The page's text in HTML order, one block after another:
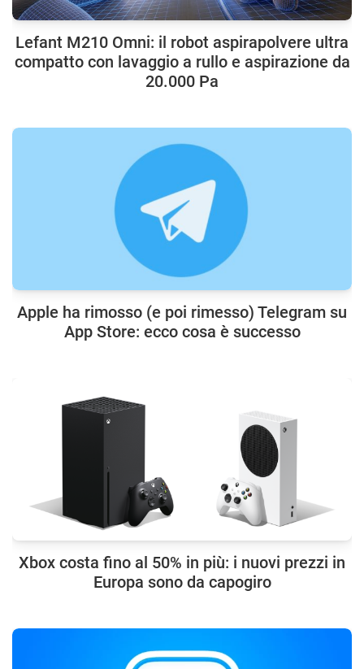
Lefant M210 Omni: il robot aspirapolvere ultra
compatto con lavaggio a rullo e aspirazione da
20.000 Pa
Apple ha rimosso (e poi rimesso) Telegram su
App Store: ecco cosa è successo
Xbox costa fino al 50% in più: i nuovi prezzi in
Europa sono da capogiro